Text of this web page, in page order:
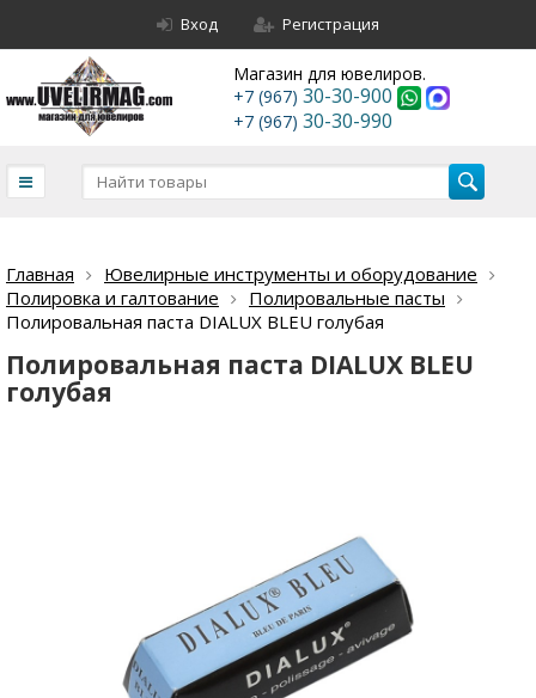
Вход Регистрация
Магазин для ювелиров.
+7 (967) 30-30-900
+7 (967) 30-30-990
Главная
Ювелирные инструменты и оборудование
Полировка и галтование
Полировальные пасты
Полировальная паста DIALUX BLEU голубая
Полировальная паста DIALUX BLEU
голубая